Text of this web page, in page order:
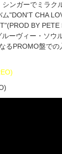
ンガーでミラ
"DON'T CHA
BY
ーヴィー・ソ
るPROMO盤での